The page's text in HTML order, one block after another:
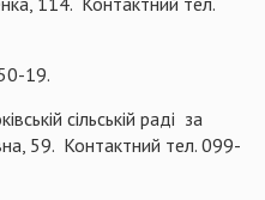
19.
сільській раді за
59. Контактний тел. 099-